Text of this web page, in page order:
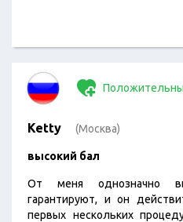
Ketty (Москва)
высокий бал
От меня однозначно
гарантируют, и он
первых нескольких